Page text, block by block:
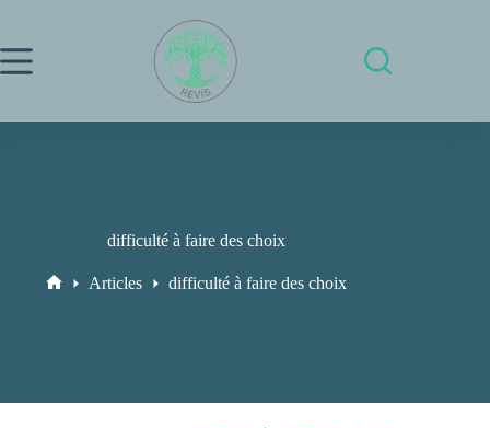
contenu
difficulté à faire des choix
Articles difficulté à faire des choix